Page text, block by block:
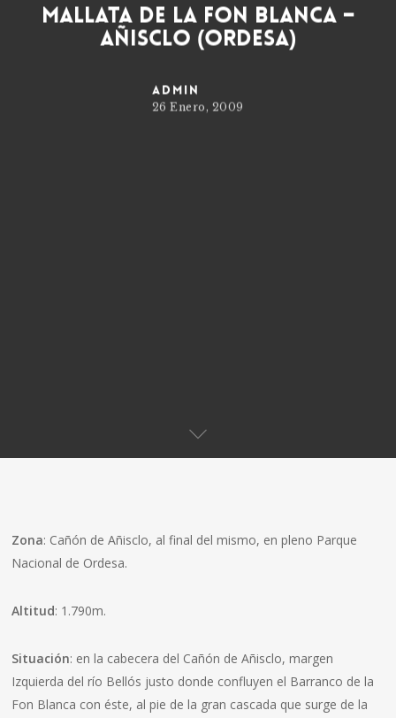
Mallata de la Fon Blanca –
Añisclo (Ordesa)
admin
26 Enero, 2009
Zona: Cañón de Añisclo, al final del mismo, en pleno Parque
Nacional de Ordesa.
Altitud: 1.790m.
Situación: en la cabecera del Cañón de Añisclo, margen
Izquierda del río Bellós justo donde confluyen el Barranco de la
Fon Blanca con éste, al pie de la gran cascada que surge de la